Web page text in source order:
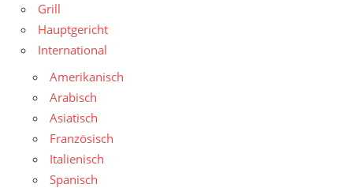
Grill
Hauptgericht
International
Amerikanisch
Arabisch
Asiatisch
Französisch
Italienisch
Spanisch